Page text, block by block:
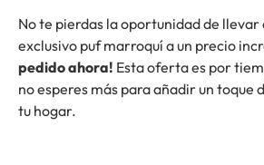
No te pierdas la oportunidad de llevar
exclusivo puf marroquí a un precio
pedido ahora! Esta oferta es por
no esperes más para añadir un toque
tu hogar.